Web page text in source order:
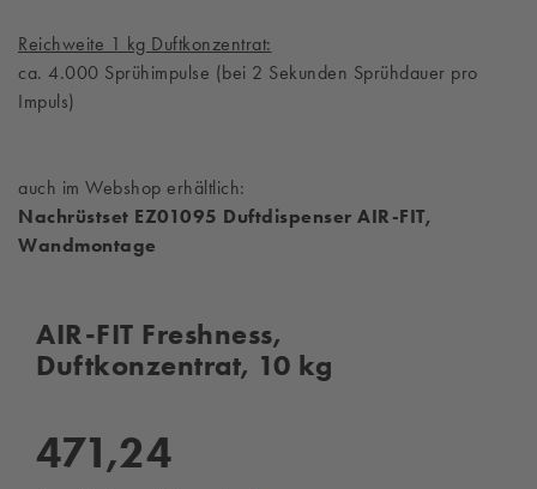
Reichweite 1 kg Duftkonzentrat:
ca. 4.000 Sprühimpulse (bei 2 Sekunden Sprühdauer pro
Impuls)
auch im Webshop erhältlich:
Nachrüstset EZ01095 Duftdispenser AIR-FIT,
Wandmontage
AIR-FIT Freshness,
Duftkonzentrat, 10 kg
471,24